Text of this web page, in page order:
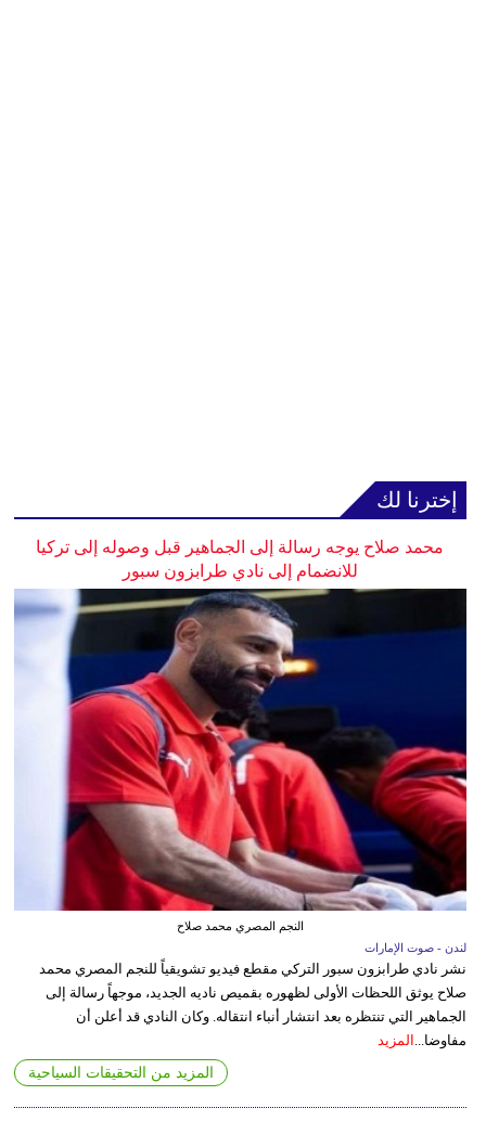
إخترنا لك
محمد صلاح يوجه رسالة إلى الجماهير قبل وصوله إلى تركيا
للانضمام إلى نادي طرابزون سبور
النجم المصري محمد صلاح
لندن - صوت الإمارات
نشر نادي طرابزون سبور التركي مقطع فيديو تشويقياً للنجم المصري محمد
صلاح يوثق اللحظات الأولى لظهوره بقميص ناديه الجديد، موجهاً رسالة إلى
الجماهير التي تنتظره بعد انتشار أنباء انتقاله. وكان النادي قد أعلن أن
مفاوضا... المزيد
المزيد من التحقيقات السياحية